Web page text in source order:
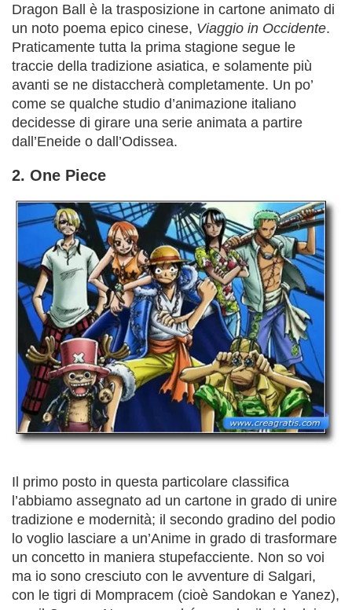
Dragon Ball è la trasposizione in cartone animato di
un noto poema epico cinese, Viaggio in Occidente.
Praticamente tutta la prima stagione segue le
traccie della tradizione asiatica, e solamente più
avanti se ne distaccherà completamente. Un po’
come se qualche studio d’animazione italiano
decidesse di girare una serie animata a partire
dall’Eneide o dall’Odissea.
2. One Piece
Il primo posto in questa particolare classifica
l’abbiamo assegnato ad un cartone in grado di unire
tradizione e modernità; il secondo gradino del podio
lo voglio lasciare a un’Anime in grado di trasformare
un concetto in maniera stupefacciente. Non so voi
ma io sono cresciuto con le avventure di Salgari,
con le tigri di Mompracem (cioè Sandokan e Yanez),